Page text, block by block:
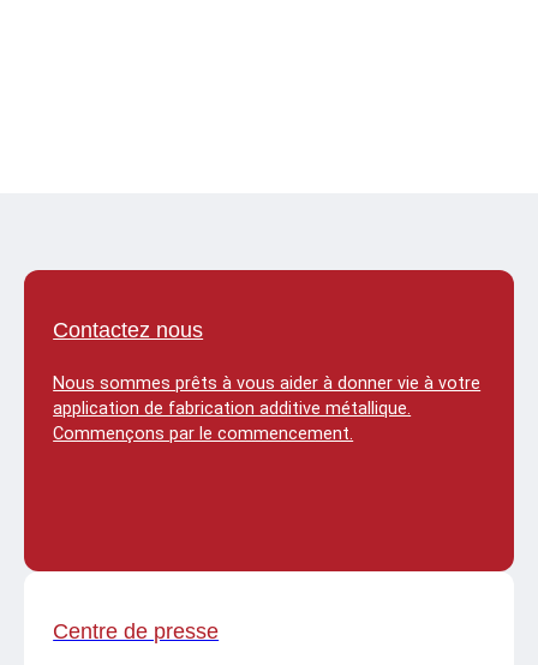
Contactez nous
Nous sommes prêts à vous aider à donner vie à votre
application de fabrication additive métallique.
Commençons par le commencement.
Centre de presse